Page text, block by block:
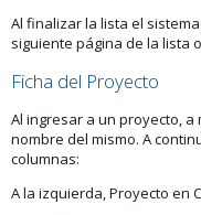
Al finalizar la lista el
siguiente página de la lista
Ficha del Proyecto
Al ingresar a un proyecto,
nombre del mismo. A
columnas:
A la izquierda, Proyecto en